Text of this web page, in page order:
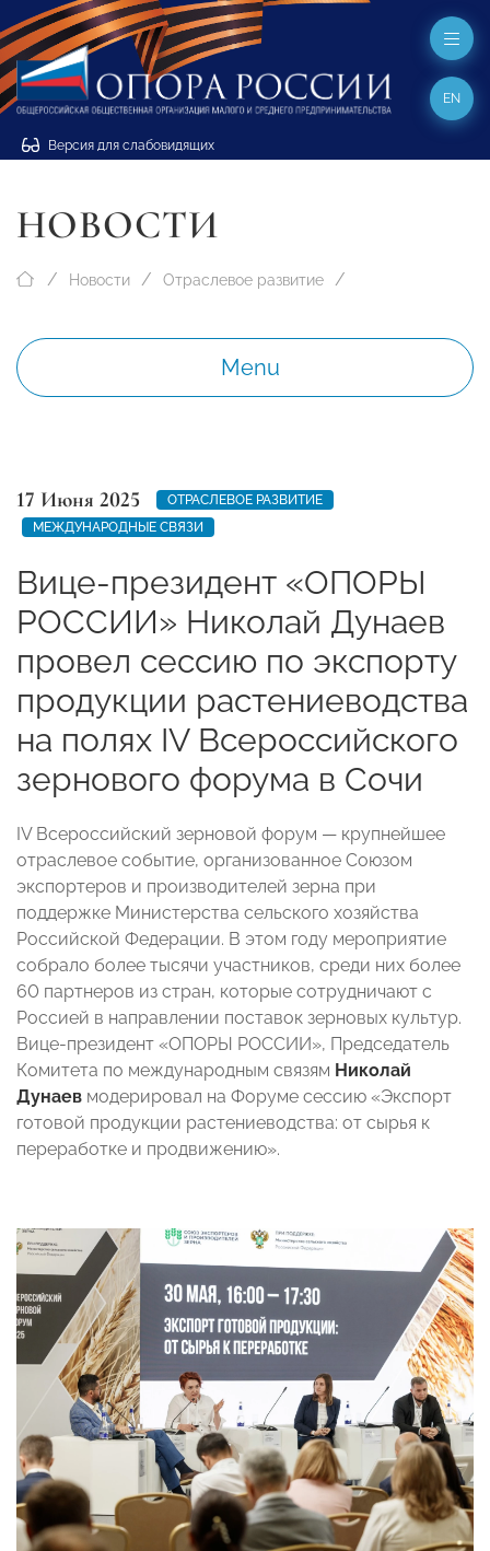
Версия для слабовидящих
EN
НОВОСТИ
Новости Отраслевое развитие
Menu
17 Июня 2025
ОТРАСЛЕВОЕ РАЗВИТИЕ
МЕЖДУНАРОДНЫЕ СВЯЗИ
Вице-президент «ОПОРЫ
РОССИИ» Николай Дунаев
провел сессию по экспорту
продукции растениеводства
на полях IV Всероссийского
зернового форума в Сочи
IV Всероссийский зерновой форум — крупнейшее
отраслевое событие, организованное Союзом
экспортеров и производителей зерна при
поддержке Министерства сельского хозяйства
Российской Федерации. В этом году мероприятие
собрало более тысячи участников, среди них более
60 партнеров из стран, которые сотрудничают с
Россией в направлении поставок зерновых культур.
Вице-президент «ОПОРЫ РОССИИ», Председатель
Комитета по международным связям Николай
Дунаев модерировал на Форуме сессию «Экспорт
готовой продукции растениеводства: от сырья к
переработке и продвижению».